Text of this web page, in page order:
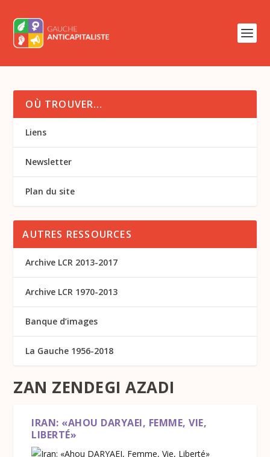
ZAN ZENDEGI AZADI
IRAN: «AHOU DARYAEI, FEMME, VIE,
LIBERTÉ»
OÙ TROUVER…
Liens
Newsletter
Plan du site
AUTRES RESSOURCES
Archive LCR 2013-2017
Archive LCR 1970-2013
Banque d’images
La Gauche 1956-2018